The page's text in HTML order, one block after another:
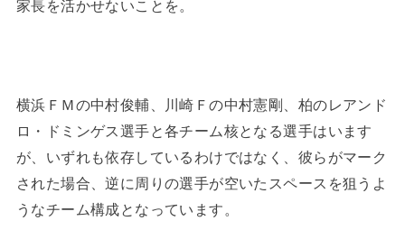
家長を活かせないことを。
横浜ＦＭの中村俊輔、川崎Ｆの中村憲剛、柏のレアンド
ロ・ドミンゲス選手と各チーム核となる選手はいます
が、いずれも依存しているわけではなく、彼らがマーク
された場合、逆に周りの選手が空いたスペースを狙うよ
うなチーム構成となっています。